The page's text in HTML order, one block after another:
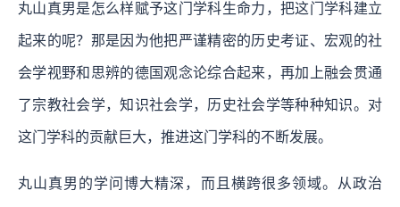
丸山真男是怎么样赋予这门学科生命力，把这门学科建立
起来的呢？那是因为他把严谨精密的历史考证、宏观的社
会学视野和思辨的德国观念论综合起来，再加上融会贯通
了宗教社会学，知识社会学，历史社会学等种种知识。对
这门学科的贡献巨大，推进这门学科的不断发展。
丸山真男的学问博大精深，而且横跨很多领域。从政治